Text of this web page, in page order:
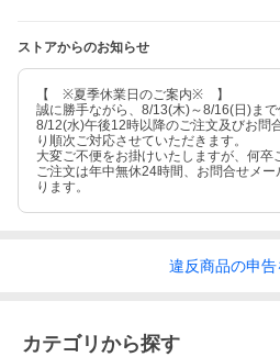
ストアからのお知らせ
【 ※夏季休業日のご案内※ 】
誠に勝手ながら、8/13(木)～8/16(日)まで
8/12(水)午後12時以降のご注文及びお問
り順次ご対応させていただきます。
大変ご不便をお掛けいたしますが、何卒
ご注文は年中無休24時間、お問合せメ
ります。
違反商品の申告
カテゴリから探す